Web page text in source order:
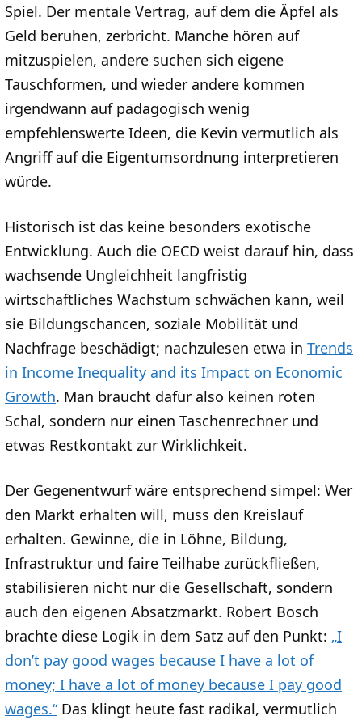
Spiel. Der mentale Vertrag, auf dem die Äpfel als
Geld beruhen, zerbricht. Manche hören auf
mitzuspielen, andere suchen sich eigene
Tauschformen, und wieder andere kommen
irgendwann auf pädagogisch wenig
empfehlenswerte Ideen, die Kevin vermutlich als
Angriff auf die Eigentumsordnung interpretieren
würde.
Historisch ist das keine besonders exotische
Entwicklung. Auch die OECD weist darauf hin, dass
wachsende Ungleichheit langfristig
wirtschaftliches Wachstum schwächen kann, weil
sie Bildungschancen, soziale Mobilität und
Nachfrage beschädigt; nachzulesen etwa in Trends
in Income Inequality and its Impact on Economic
Growth. Man braucht dafür also keinen roten
Schal, sondern nur einen Taschenrechner und
etwas Restkontakt zur Wirklichkeit.
Der Gegenentwurf wäre entsprechend simpel: Wer
den Markt erhalten will, muss den Kreislauf
erhalten. Gewinne, die in Löhne, Bildung,
Infrastruktur und faire Teilhabe zurückfließen,
stabilisieren nicht nur die Gesellschaft, sondern
auch den eigenen Absatzmarkt. Robert Bosch
brachte diese Logik in dem Satz auf den Punkt: „I
don’t pay good wages because I have a lot of
money; I have a lot of money because I pay good
wages.“Das klingt heute fast radikal, vermutlich